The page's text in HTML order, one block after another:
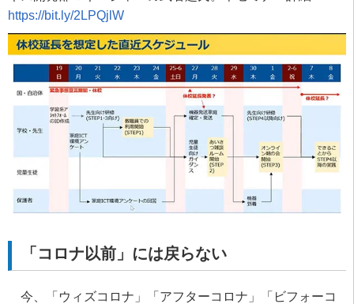
https://bit.ly/2LPQjlW
「コロナ以前」には戻らない
今、「ウィズコロナ」「アフターコロナ」「ビフォーコ